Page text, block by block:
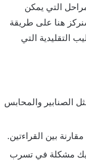
التي يمكن
هنا على طريقة
التقليدية التي
الصنابير والمحابس
بين القراءتين.
لديك مشكلة في تسرب